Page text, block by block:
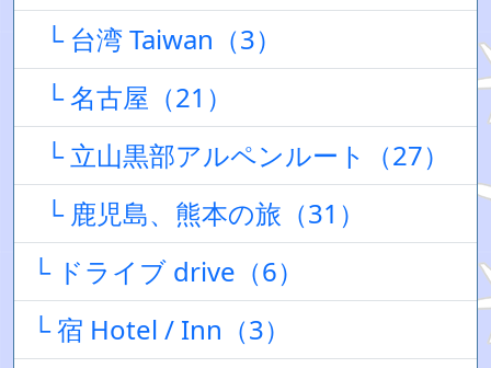
└ 台湾 Taiwan（3）
└ 名古屋（21）
└ 立山黒部アルペンルート（27）
└ 鹿児島、熊本の旅（31）
└ ドライブ drive（6）
└ 宿 Hotel / Inn（3）